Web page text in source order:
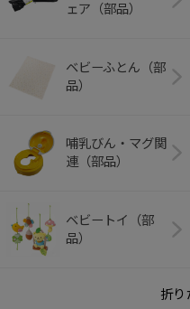
ェア（部品）
ベビーふとん（部
品）
哺乳びん・マグ関
連（部品）
ベビートイ（部
品）